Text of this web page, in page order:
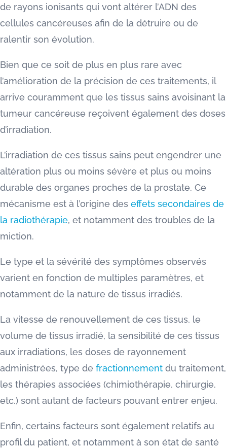
de rayons ionisants qui vont altérer l’ADN des
cellules cancéreuses afin de la détruire ou de
ralentir son évolution.
Bien que ce soit de plus en plus rare avec
l’amélioration de la précision de ces traitements, il
arrive couramment que les tissus sains avoisinant la
tumeur cancéreuse reçoivent également des doses
d’irradiation.
L’irradiation de ces tissus sains peut engendrer une
altération plus ou moins sévère et plus ou moins
durable des organes proches de la prostate. Ce
mécanisme est à l’origine des effets secondaires de
la radiothérapie, et notamment des troubles de la
miction.
Le type et la sévérité des symptômes observés
varient en fonction de multiples paramètres, et
notamment de la nature de tissus irradiés.
La vitesse de renouvellement de ces tissus, le
volume de tissus irradié, la sensibilité de ces tissus
aux irradiations, les doses de rayonnement
administrées, type de fractionnement du traitement,
les thérapies associées (chimiothérapie, chirurgie,
etc.) sont autant de facteurs pouvant entrer enjeu.
Enfin, certains facteurs sont également relatifs au
profil du patient, et notamment à son état de santé